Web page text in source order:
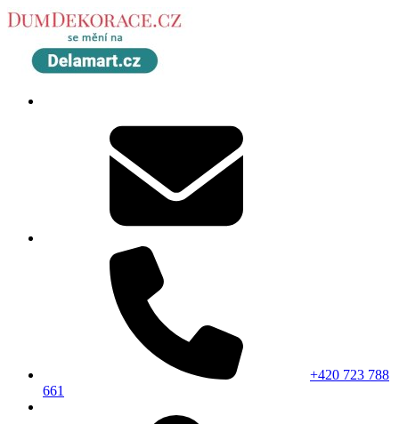
+420 723 788
661